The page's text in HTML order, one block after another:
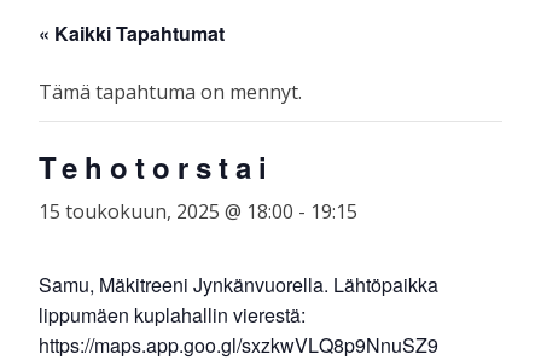
« Kaikki Tapahtumat
Tämä tapahtuma on mennyt.
Tehotorstai
15 toukokuun, 2025 @ 18:00 - 19:15
Samu, Mäkitreeni Jynkänvuorella. Lähtöpaikka
lippumäen kuplahallin vierestä:
https://maps.app.goo.gl/sxzkwVLQ8p9NnuSZ9